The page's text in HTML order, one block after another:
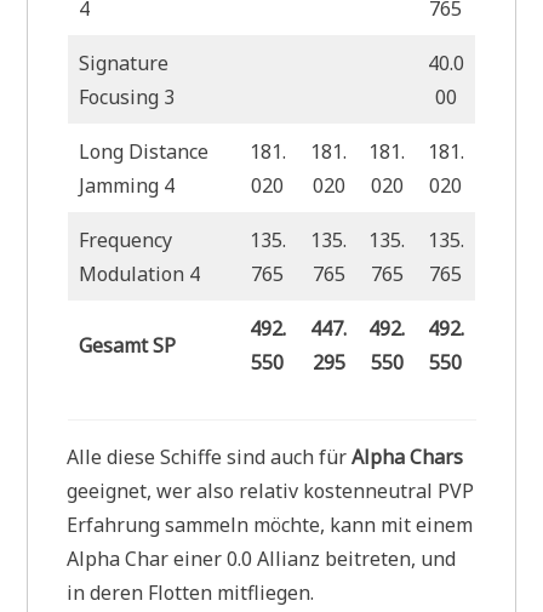
4 765
Signature
Focusing 3
40.0
00
Long Distance
Jamming 4
181.
020
181.
020
181.
020
181.
020
Frequency
Modulation 4
135.
765
135.
765
135.
765
135.
765
Gesamt SP
492.
550
447.
295
492.
550
492.
550
Alle diese Schiffe sind auch fürAlpha Chars
geeignet, wer also relativ kostenneutral PVP
Erfahrung sammeln möchte, kann mit einem
Alpha Char einer 0.0 Allianz beitreten, und
in deren Flotten mitfliegen.